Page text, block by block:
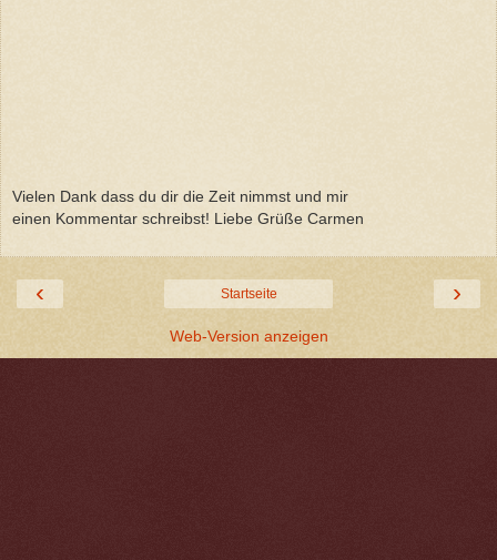
Vielen Dank dass du dir die Zeit nimmst und mir
einen Kommentar schreibst! Liebe Grüße Carmen
‹ ›
Startseite
Web-Version anzeigen